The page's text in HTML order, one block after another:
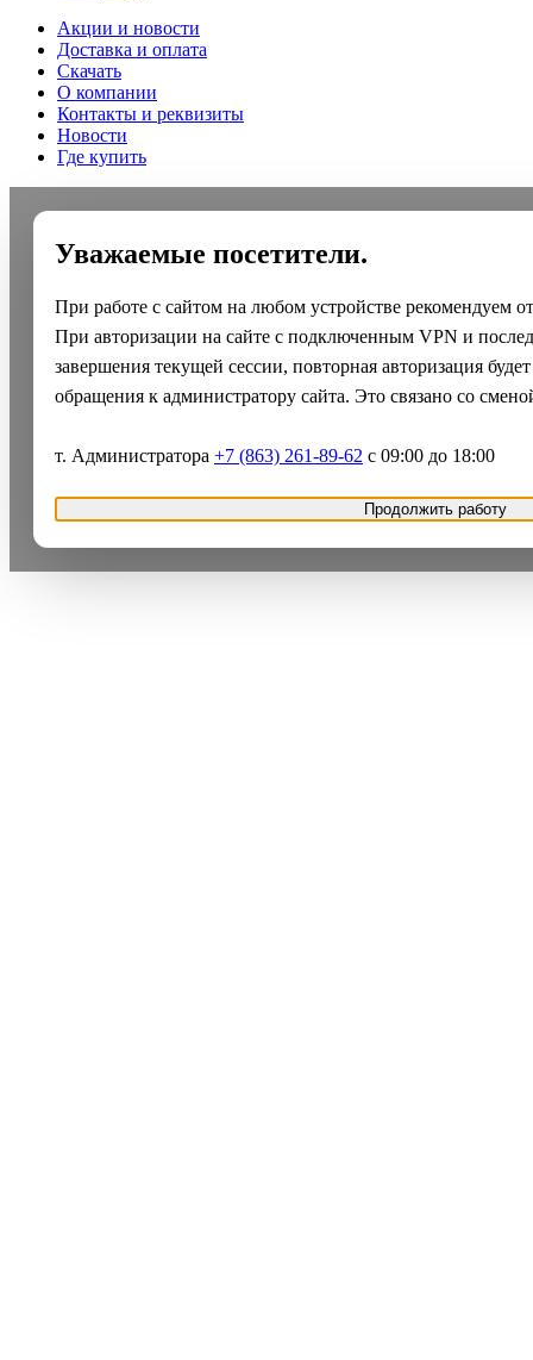
Акции и новости
Доставка и оплата
Скачать
О компании
Контакты и реквизиты
Новости
Где купить
Уважаемые посетители.
При работе с сайтом на любом устройстве рекомендуем
При авторизации на сайте с подключенным VPN и
завершения текущей сессии, повторная авторизация
обращения к администратору сайта. Это связано со
т. Администратора +7 (863) 261-89-62 с 09:00 до 18:00
Продолжить работу